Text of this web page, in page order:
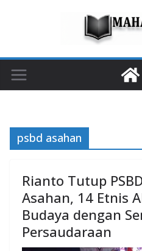
psbd asahan
Rianto Tutup
Asahan, 14 Etnis
Budaya dengan
Persaudaraan